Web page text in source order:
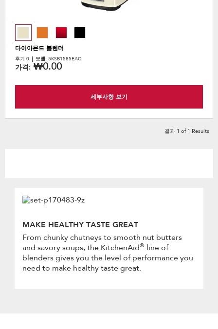
다이아몬드 블렌더
후기 0 모델: 5KSB1585EAC
가격: ₩0.00
세부사항 보기
결과 1 of 1 Results
MAKE HEALTHY TASTE GREAT
From chunky chutneys to smooth nut butters
and savory soups, the KitchenAid® line of
blenders gives you the level of performance you
need to make healthy taste great.